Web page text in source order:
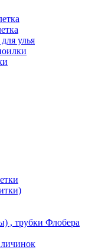
улья
, трубки Флобера